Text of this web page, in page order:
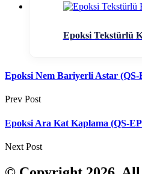
Epoksi Tekstürlü
Epoksi Nem Bariyerli Astar (QS-
Prev Post
Epoksi Ara Kat Kaplama (QS-EP
Next Post